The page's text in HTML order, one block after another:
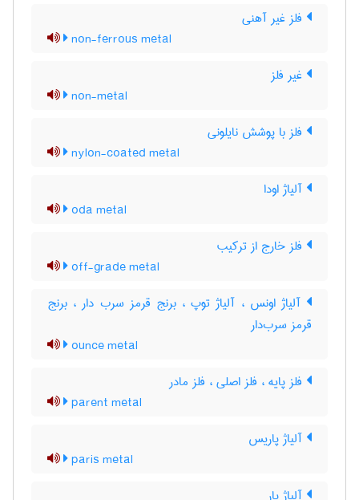
فلز غیر آهنی
non-ferrous metal
غیر فلز
non-metal
فلز با پوشش نایلونی
nylon-coated metal
آلیاژ اودا
oda metal
فلز خارج از ترکیب
off-grade metal
آلیاژ اونس ، آلیاژ توپ ، برنج قرمز سرب دار ، برنج
قرمز سرب‌دار
ounce metal
فلز پایه ، فلز اصلی ، فلز مادر
parent metal
آلیاژ پاریس
paris metal